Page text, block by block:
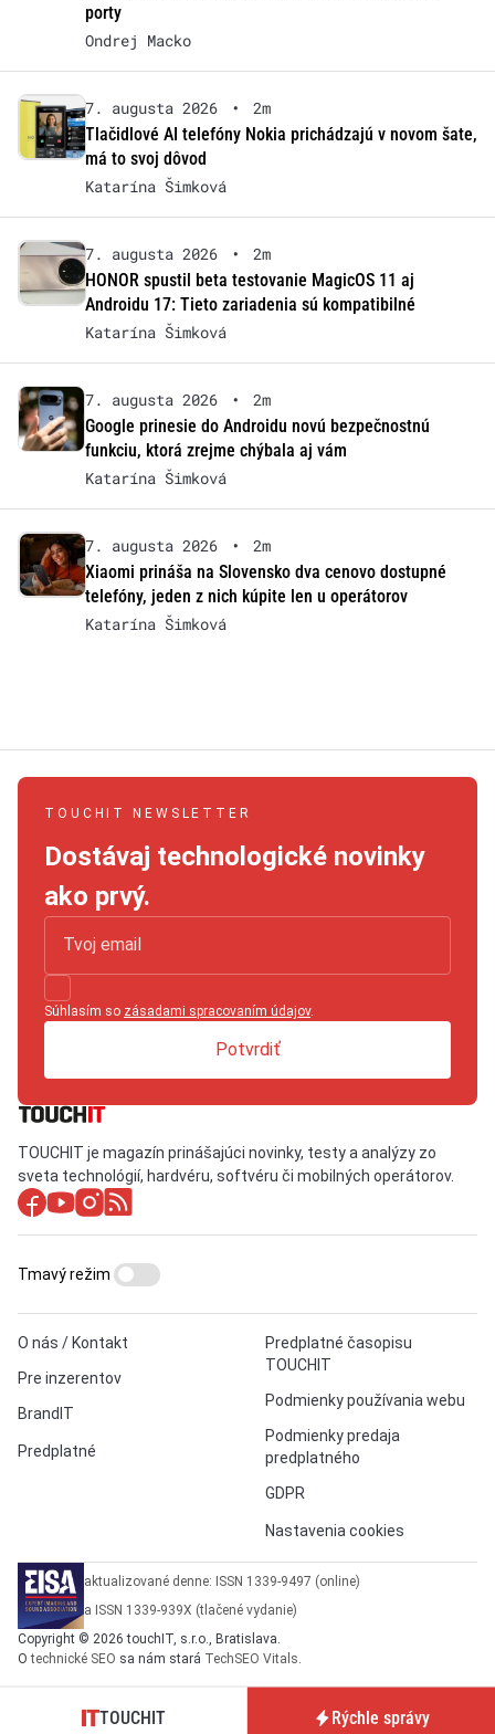
porty
Ondrej Macko
7. augusta 2026 •
2m
Tlačidlové AI telefóny Nokia prichádzajú v novom šate,
má to svoj dôvod
Katarína Šimková
7. augusta 2026 •
2m
HONOR spustil beta testovanie MagicOS 11 aj
Androidu 17: Tieto zariadenia sú kompatibilné
Katarína Šimková
7. augusta 2026 •
2m
Google prinesie do Androidu novú bezpečnostnú
funkciu, ktorá zrejme chýbala aj vám
Katarína Šimková
7. augusta 2026 •
2m
Xiaomi prináša na Slovensko dva cenovo dostupné
telefóny, jeden z nich kúpite len u operátorov
Katarína Šimková
TOUCHIT NEWSLETTER
Dostávaj technologické novinky
ako prvý.
Súhlasím so zásadami spracovaním údajov.
Potvrdiť
TOUCHIT je magazín prinášajúci novinky, testy a analýzy zo
sveta technológií, hardvéru, softvéru či mobilných operátorov.
O nás / Kontakt
Pre inzerentov
BrandIT
Predplatné
Predplatné časopisu
TOUCHIT
Podmienky používania webu
Podmienky predaja
predplatného
GDPR
Nastavenia cookies
Tmavý režim
aktualizované denne: ISSN 1339-9497 (online)
a ISSN 1339-939X (tlačené vydanie)
Copyright © 2026 touchIT, s.r.o., Bratislava.
Otechnické SEO sa nám stará TechSEO Vitals.
TOUCHIT Rýchle správy